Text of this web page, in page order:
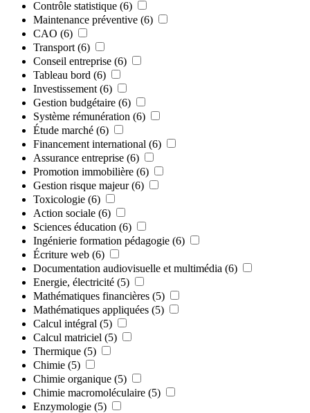
Contrôle statistique (6)
Maintenance préventive (6)
CAO (6)
Transport (6)
Conseil entreprise (6)
Tableau bord (6)
Investissement (6)
Gestion budgétaire (6)
Système rémunération (6)
Étude marché (6)
Financement international (6)
Assurance entreprise (6)
Promotion immobilière (6)
Gestion risque majeur (6)
Toxicologie (6)
Action sociale (6)
Sciences éducation (6)
Ingénierie formation pédagogie (6)
Écriture web (6)
Documentation audiovisuelle et multimédia (6)
Energie, électricité (5)
Mathématiques financières (5)
Mathématiques appliquées (5)
Calcul intégral (5)
Calcul matriciel (5)
Thermique (5)
Chimie (5)
Chimie organique (5)
Chimie macromoléculaire (5)
Enzymologie (5)